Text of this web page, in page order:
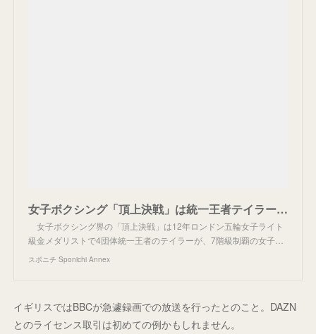
女子ボクシング「頂上決戦」は統一王者テイラーが2―1判定勝ち MSG初の女子メーンイベント - スポニチ Sponichi Annex 格闘技
女子ボクシング界の「頂上決戦」は12年ロンドン五輪女子ライト
級金メダリストで4団体統一王者のテイラーが、7階級制覇の女子…
スポニチ Sponichi Annex
イギリスではBBCが急遽録画での放送を行ったとのこと。DAZN
とのライセンス取引は初めての例かもしれません。